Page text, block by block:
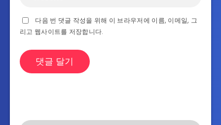
다음 번 댓글 작성을 위해 이 브라우저에 이름, 이메일, 그
리고 웹사이트를 저장합니다.